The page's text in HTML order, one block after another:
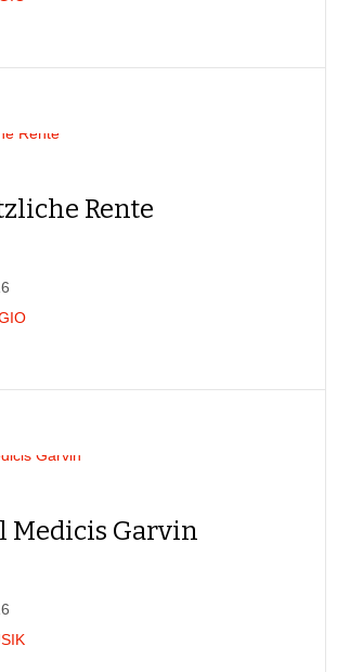
Rente
Medicis Garvin